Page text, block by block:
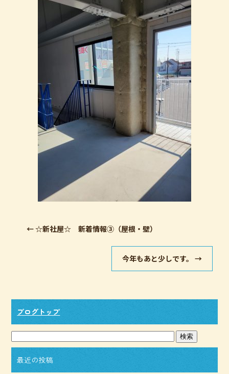
←☆新社屋☆ 新着情報③（屋根・壁）
今年もあと少しです。 →
ブログトップ
最近の投稿